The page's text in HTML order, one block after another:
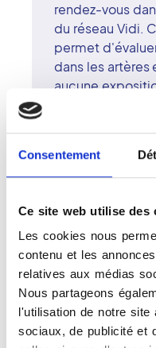
Consentement
Ce site web utilise des
Les cookies nous
contenu et les
relatives aux médias
Nous partageons
l'utilisation de notre site
sociaux, de publicité et
rendez-vous
du réseau Vidi.
permet
dans les artères
aucune
détecter les
surveiller leur
techniques
Doppler,
rigueur
attention au
est réalisé dans
professionnel,
favorisant la